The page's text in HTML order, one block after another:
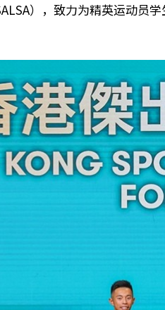
），致力为精英运动员